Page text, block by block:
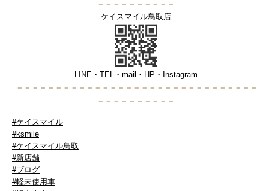
－－－－－－－－－－
ケイスマイル鳥取店
LINE・TEL・mail・HP・Instagram
－－－－－－－－－－－－－－－－－－ －－－－－－－－－－－－－
－－－－－－－－－－
#ケイスマイル
#ksmile
#ケイスマイル鳥取
#新店舗
#ブログ
#軽未使用車